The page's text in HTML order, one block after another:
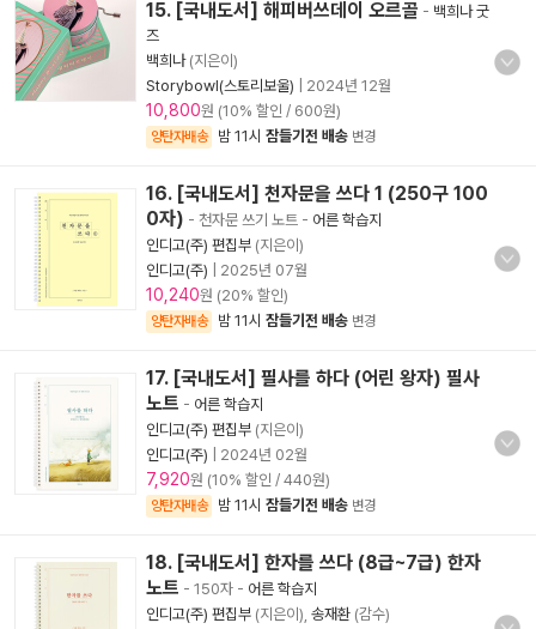
15. [국내도서] 해피버쓰데이 오르골 - 백희나 굿
즈
백희나(지은이)
Storybowl(스토리보울)
2024년 12월
10,800원 (10% 할인 / 600원)
양탄자배송 밤 11시 잠들기전 배송 변경
16. [국내도서] 천자문을 쓰다 1 (250구 100
0자) - 천자문 쓰기 노트 - 어른 학습지
인디고(주) 편집부 (지은이)
인디고(주)
2025년 07월
10,240원 (20% 할인)
양탄자배송 밤 11시 잠들기전 배송 변경
17. [국내도서] 필사를 하다 (어린 왕자) 필사
노트 - 어른 학습지
인디고(주) 편집부 (지은이)
인디고(주)
2024년 02월
7,920원 (10% 할인 / 440원)
양탄자배송 밤 11시 잠들기전 배송 변경
18. [국내도서] 한자를 쓰다 (8급~7급) 한자
노트 - 150자 - 어른 학습지
인디고(주) 편집부 (지은이), 송재환 (감수)